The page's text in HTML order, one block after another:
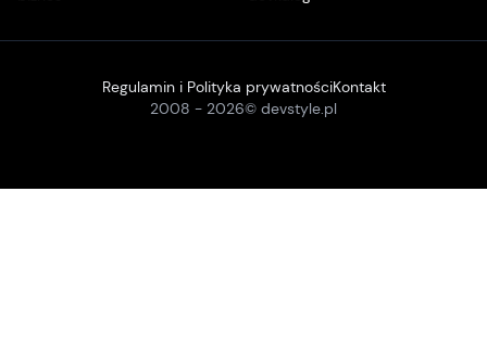
2008 - 2026© devstyle.pl
Regulamin i Polityka prywatnościKontakt